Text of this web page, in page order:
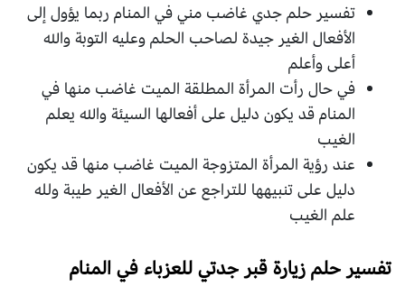
تفسير حلم جدي غاضب مني في المنام ربما يؤول إلى
الأفعال الغير جيدة لصاحب الحلم وعليه التوبة والله
أعلى وأعلم
في حال رأت المرأة المطلقة الميت غاضب منها في
المنام قد يكون دليل على أفعالها السيئة والله يعلم
الغيب
عند رؤية المرأة المتزوجة الميت غاضب منها قد يكون
دليل على تنبيهها للتراجع عن الأفعال الغير طيبة ولله
علم الغيب
تفسير حلم زيارة قبر جدتي للعزباء في المنام